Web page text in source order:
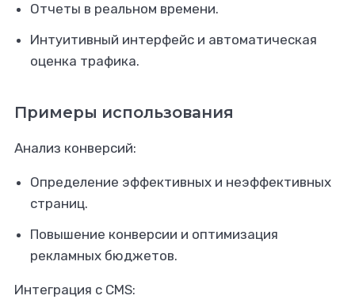
Отчеты в реальном времени.
Интуитивный интерфейс и автоматическая
оценка трафика.
Примеры использования
Анализ конверсий:
Определение эффективных и неэффективных
страниц.
Повышение конверсии и оптимизация
рекламных бюджетов.
Интеграция с CMS: